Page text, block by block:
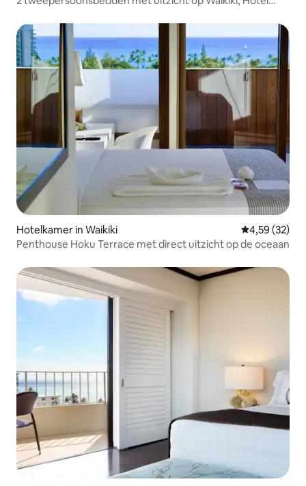
Hotelkamer in Waikiki Gemiddelde
4,59 (32)
Penthouse Hoku Terrace met direct uitzicht op de oceaan